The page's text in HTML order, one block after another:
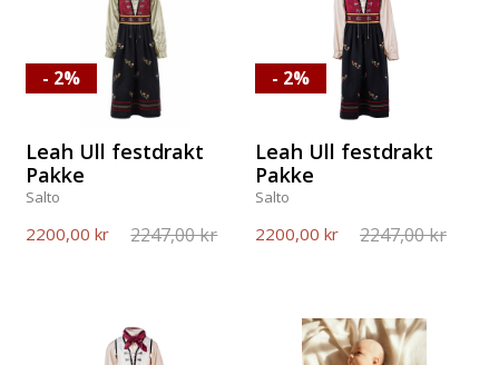
Leah Ull festdrakt
Pakke
Salto
2200,00 kr 2247,00 kr
- 2%
Leah Ull festdrakt
Pakke
Salto
2200,00 kr 2247,00 kr
- 2%